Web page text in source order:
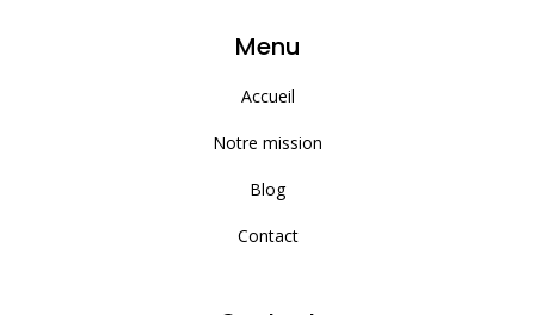
Menu
Accueil
Notre mission
Blog
Contact